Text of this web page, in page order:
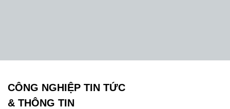
CÔNG NGHIỆP TIN TỨC
& THÔNG TIN